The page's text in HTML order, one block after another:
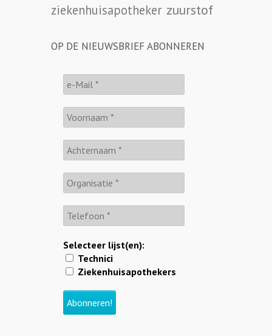
ziekenhuisapotheker zuurstof
OP DE NIEUWSBRIEF ABONNEREN
Selecteer lijst(en):
Technici
Ziekenhuisapothekers